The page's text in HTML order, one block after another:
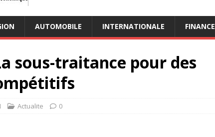
AUTOMOBILE INTERNATIONALE FINANCE
sous-traitance pour des
Actualite 0